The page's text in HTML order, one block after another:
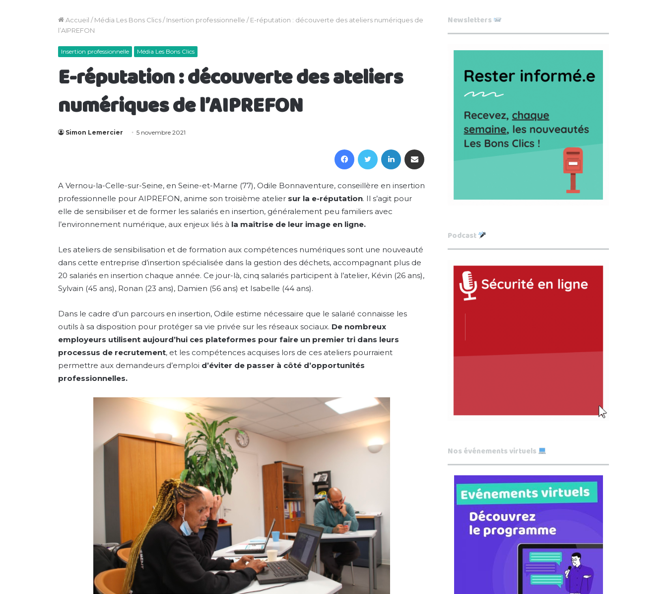
Accueil / Média Les Bons Clics/ Insertion professionnelle / E-réputation : découverte des ateliers numériques de
l’AIPREFON
Insertion professionnelle Média Les Bons Clics
E-réputation : découverte des ateliers
numériques de l’AIPREFON
Simon Lemercier 5 novembre 2021
FacebookTwitter Linkedin
A Vernou-la-Celle-sur-Seine, en Seine-et-Marne (77), Odile Bonnaventure, conseillère en insertion
professionnelle pour AIPREFON, anime son troisième atelier sur la e-réputation. Il s’agit pour
elle de sensibiliser et de former les salariés en insertion, généralement peu familiers avec
l’environnement numérique, aux enjeux liés à la maîtrise de leur image en ligne.
Les ateliers de sensibilisation et de formation aux compétences numériques sont une nouveauté
dans cette entreprise d’insertion spécialisée dans la gestion des déchets, accompagnant plus de
20 salariés en insertion chaque année. Ce jour-là, cinq salariés participent à l’atelier, Kévin (26 ans),
Sylvain (45 ans), Ronan (23 ans), Damien (56 ans) et Isabelle (44 ans).
Dans le cadre d’un parcours en insertion, Odile estime nécessaire que le salarié connaisse les
outils à sa disposition pour protéger sa vie privée sur les réseaux sociaux. De nombreux
employeurs utilisent aujourd’hui ces plateformes pour faire un premier tri dans leurs
processus de recrutement, et les compétences acquises lors de ces ateliers pourraient
permettre aux demandeurs d’emploi d’éviter de passer à côté d’opportunités
professionnelles.
Newsletters
Podcast
Nos événements virtuels